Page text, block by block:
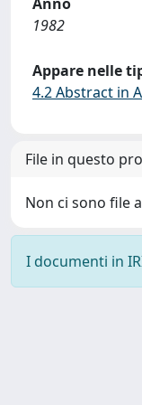
1982
Appare nelle
4.2 Abstract in
File in questo
Non ci sono file
I documenti in